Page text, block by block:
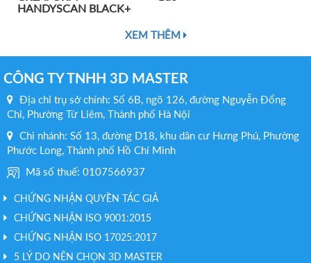
HANDYSCAN BLACK+
XEM THÊM
CÔNG TY TNHH 3D MASTER
Địa chỉ trụ sở chính: Số 6B, ngõ 126, đường Nguyễn Đổng
Chi, Phường Từ Liêm, Thành phố Hà Nội
Chi nhánh: Số 13, đường D18, khu dân cư Hưng Phú, Phường
Phước Long, Thành phố Hồ Chí Minh
Mã số thuế: 0107566937
CHỨNG NHẬN QUYỀN TÁC GIẢ
CHỨNG NHẬN ISO 9001:2015
CHỨNG NHẬN ISO 17025:2017
5 LÝ DO NÊN CHỌN 3D MASTER